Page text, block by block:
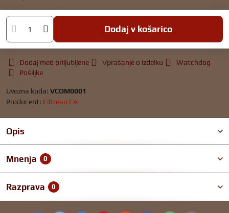
Dodaj v košarico
Dodaj med priljubljene Vprašanje o izdelku
Watchdog
Pošiljke
Uvozna koda: VCOM0001
Producent: Filtreau FA
Opis
Mnenja 0
Razprava 0